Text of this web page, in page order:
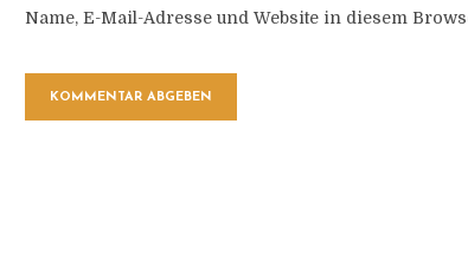
Name, E-Mail-Adresse und Website in diesem